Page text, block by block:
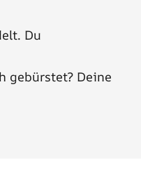
Du
gebürstet? Deine